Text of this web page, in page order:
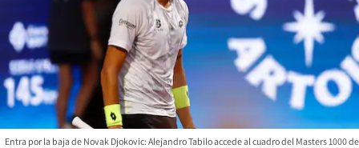
Entra por la baja de Novak Djokovic: Alejandro Tabilo accede al cuadro del Masters 1000 de